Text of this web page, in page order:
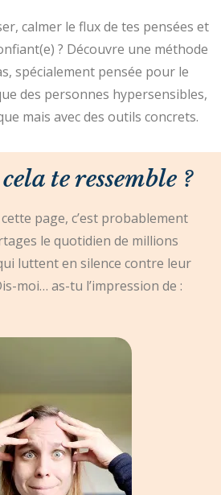
calmer le flux de tes pensées et
? Découvre une méthode
spécialement pensée pour le
des personnes hypersensibles,
mais avec des outils concrets.
te ressemble ?
page, c’est probablement
le quotidien de millions
luttent en silence contre leur
moi… as-tu l’impression de :